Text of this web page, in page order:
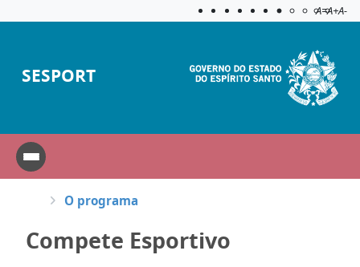
Aplicar
A=A+A-
SESPORT
O programa
Compete Esportivo